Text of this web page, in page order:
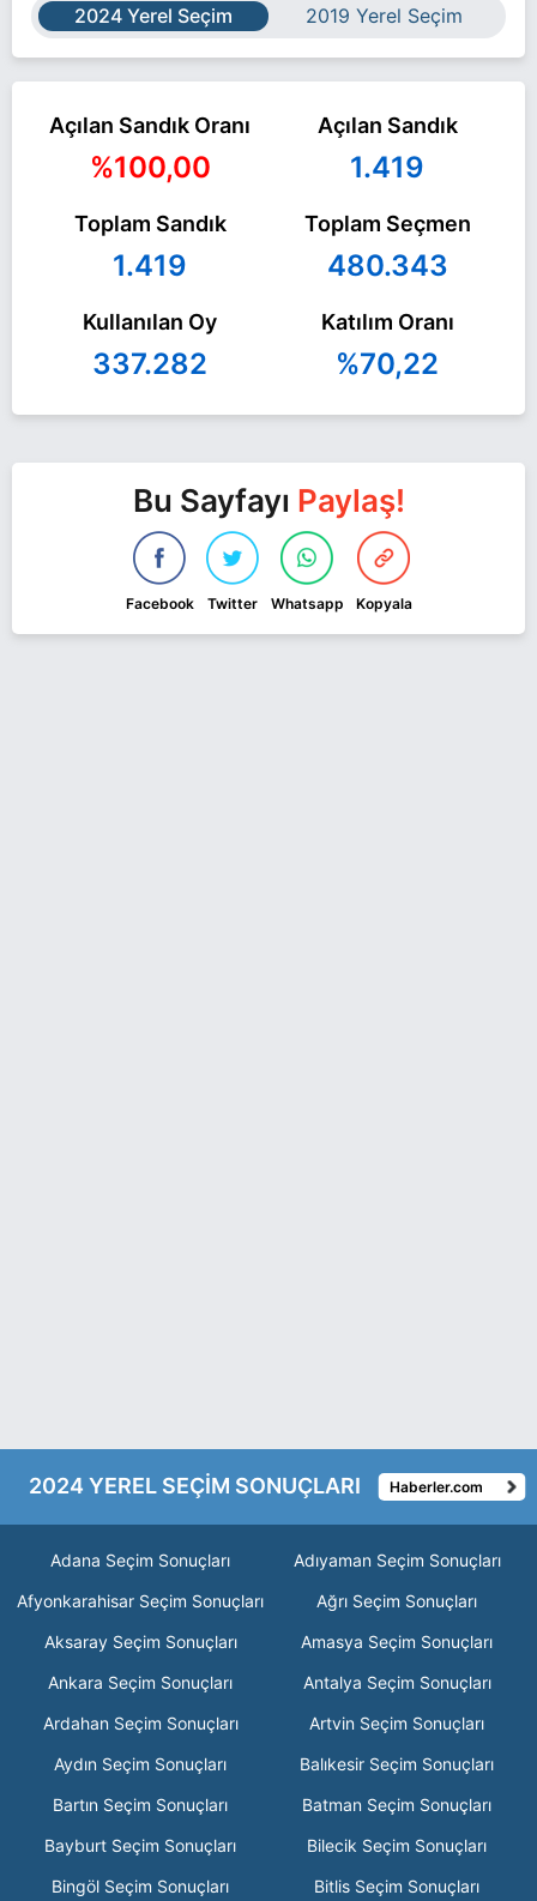
2024 Yerel Seçim 2019 Yerel Seçim
Açılan Sandık Oranı
%100,00
Açılan Sandık
1.419
Toplam Sandık
1.419
Toplam Seçmen
480.343
Kullanılan Oy
337.282
Katılım Oranı
%70,22
Bu Sayfayı Paylaş!
Facebook Twitter Whatsapp Kopyala
2024 YEREL SEÇİM SONUÇLARI Haberler.com
Adana Seçim Sonuçları
Adıyaman Seçim Sonuçları
Afyonkarahisar Seçim Sonuçları
Ağrı Seçim Sonuçları
Aksaray Seçim Sonuçları
Amasya Seçim Sonuçları
Ankara Seçim Sonuçları
Antalya Seçim Sonuçları
Ardahan Seçim Sonuçları
Artvin Seçim Sonuçları
Aydın Seçim Sonuçları
Balıkesir Seçim Sonuçları
Bartın Seçim Sonuçları
Batman Seçim Sonuçları
Bayburt Seçim Sonuçları
Bilecik Seçim Sonuçları
Bingöl Seçim Sonuçları
Bitlis Seçim Sonuçları